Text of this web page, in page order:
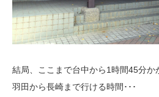
結局、ここまで台中から1時間45分か
羽田から長崎まで行ける時間･･･